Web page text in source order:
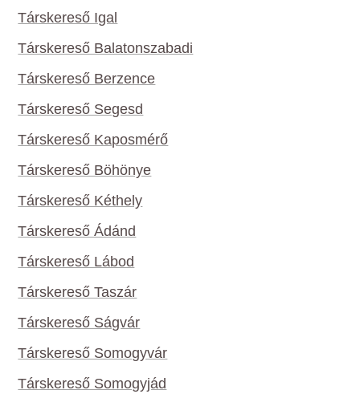
Társkereső Igal
Társkereső Balatonszabadi
Társkereső Berzence
Társkereső Segesd
Társkereső Kaposmérő
Társkereső Böhönye
Társkereső Kéthely
Társkereső Ádánd
Társkereső Lábod
Társkereső Taszár
Társkereső Ságvár
Társkereső Somogyvár
Társkereső Somogyjád